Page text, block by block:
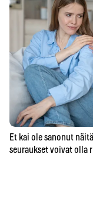
Et kai ole sanonut
seuraukset voivat olla